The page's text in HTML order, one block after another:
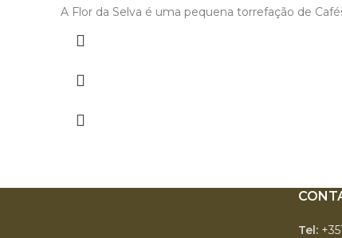
A Flor da Selva é uma pequena torrefação de
Tel: